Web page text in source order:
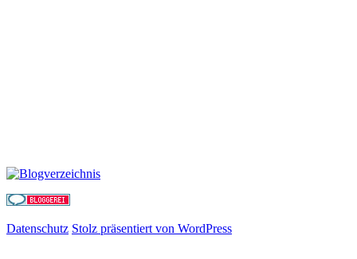
Datenschutz Stolz präsentiert von WordPress